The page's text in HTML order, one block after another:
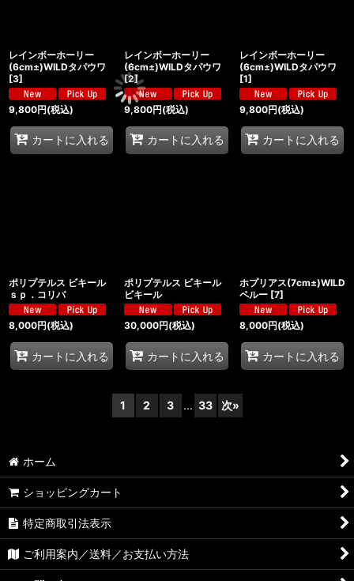
レインボーホーリー
(6cm±)WILDタパウワ
[3]
9,800円(税込)
カートに入れる
レインボーホーリー
(6cm±)WILDタパウワ
[2]
9,800円(税込)
カートに入れる
レインボーホーリー
(6cm±)WILDタパウワ
[1]
9,800円(税込)
カートに入れる
ポリプテルス ビキール
ｓｐ．コリバ
8,000円(税込)
カートに入れる
ポリプテルス ビキール
ビキール
30,000円(税込)
カートに入れる
ホプリアス(7cm±)WILD
ペルー [7]
8,000円(税込)
カートに入れる
1 2 3 ... 33 次»
ホーム
ショッピングカート
特定商取引法表示
ご利用案内／送料／お支払い方法